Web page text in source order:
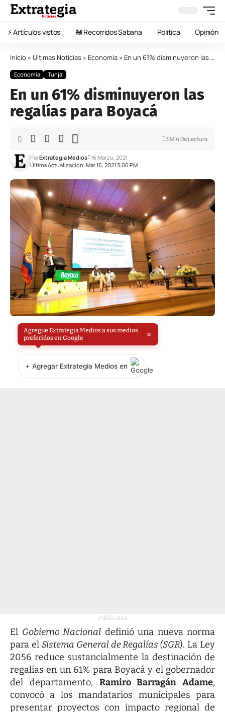
⚡️ Artículos vistos 🚂 Recorridos Sabana Política Opinión
Inicio » Últimas Noticias » Economía » En un 61% disminuyeron las regalías para Boyacá
Economía Tunja
En un 61% disminuyeron las
regalías para Boyacá
Última Actualización: Mar 16, 2021 3:06 PM
PorExtrategia Medios 16 Marzo, 2021
3 Min De Lectura
Agregue Extrategia Medios a sus medios
preferidos en Google
×
+ Agregar Extrategia Medios en
- Publicidad -
El Gobierno Nacional definió una nueva norma
para el Sistema General de Regalías (SGR). La Ley
2056 reduce sustancialmente la destinación de
regalías en un 61% para Boyacá y el gobernador
del departamento, Ramiro Barragán Adame,
convocó a los mandatarios municipales para
presentar proyectos con impacto regional de